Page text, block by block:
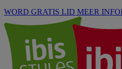
WORD GRATIS LID MEER